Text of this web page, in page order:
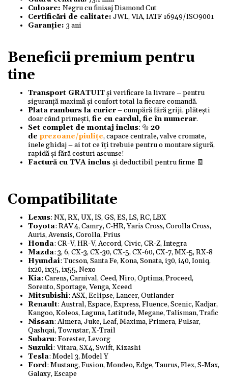
Culoare: Negru cu finisaj Diamond Cut
Certificări de calitate: JWL, VIA, IATF 16949/ISO9001
Garanție: 3 ani
Beneficii premium pentru
tine
Transport GRATUITși verificare la livrare – pentru
siguranță maximă și confort total la fiecare comandă.
Plata ramburs la curier– cumpără fără griji, plătești
doar când primești,fie cu cardul, fie în numerar.
Set complet de montaj inclus: 🔩 20
de prezoane/piulițe, capace centrale, valve cromate,
inele ghidaj – ai tot ce îți trebuie pentru o montare sigură,
rapidă și fără costuri ascunse!
Factură cu TVA inclus și deductibil pentru firme 🧾
Compatibilitate
Lexus: NX, RX, UX, IS, GS, ES, LS, RC, LBX
Toyota: RAV 4, Camry, C-HR, Yaris Cross, Corolla Cross,
Auris, Avensis, Corolla, Prius
Honda: CR-V, HR-V, Accord, Civic, CR-Z, Integra
Mazda: 3, 6, CX-3, CX-30, CX-5, CX-60, CX-7, MX-5, RX-8
Hyundai: Tucson, Santa Fe, Kona, Sonata, i30, i40, Ioniq,
ix20, ix35, ix55, Nexo
Kia: Carens, Carnival, Ceed, Niro, Optima, Proceed,
Sorento, Sportage, Venga, Xceed
Mitsubishi: ASX, Eclipse, Lancer, Outlander
Renault: Austral, Espace, Express, Fluence, Scenic, Kadjar,
Kangoo, Koleos, Laguna, Latitude, Megane, Talisman, Trafic
Nissan: Almera, Juke, Leaf, Maxima, Primera, Pulsar,
Qashqai, Townstar, X-Trail
Subaru: Forester, Levorg
Suzuki: Vitara, SX4, Swift, Kizashi
Tesla: Model 3, Model Y
Ford: Mustang, Fusion, Mondeo, Edge, Taurus, Flex, S-Max,
Galaxy, Escape